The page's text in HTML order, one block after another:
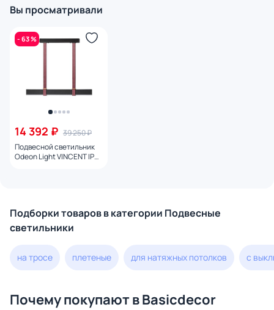
Вы просматривали
- 63 %
14 392 ₽ 39 250 ₽
Подвесной светильник
Odeon Light VINCENT IP20
Подборки товаров в категории Подвесные
светильники
на тросе плетеные для натяжных потолков с
Почему покупают в Basicdecor